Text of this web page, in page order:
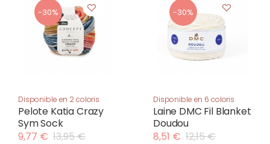
-30%
Disponible en 2 coloris
Pelote Katia Crazy
Sym Sock
9,77 € 13,95 €
-30%
Disponible en 6 coloris
Laine DMC Fil Blanket
Doudou
8,51 € 12,15 €